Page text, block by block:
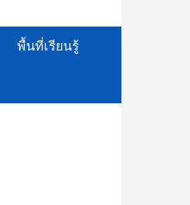
พื้นที่เรียนรู้